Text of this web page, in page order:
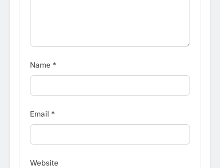
Name *
Email *
Website